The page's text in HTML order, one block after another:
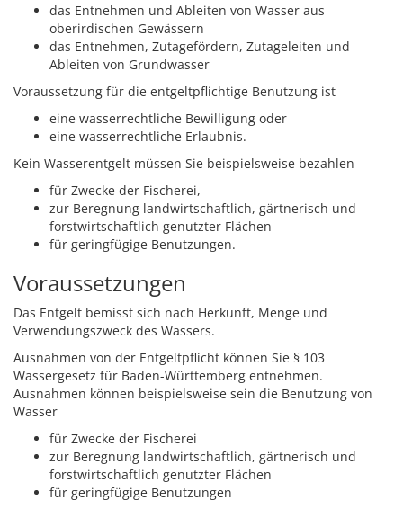
das Entnehmen und Ableiten von Wasser aus
oberirdischen Gewässern
das Entnehmen, Zutagefördern, Zutageleiten und
Ableiten von Grundwasser
Voraussetzung für die entgeltpflichtige Benutzung ist
eine wasserrechtliche Bewilligung oder
eine wasserrechtliche Erlaubnis.
Kein Wasserentgelt müssen Sie beispielsweise bezahlen
für Zwecke der Fischerei,
zur Beregnung landwirtschaftlich, gärtnerisch und
forstwirtschaftlich genutzter Flächen
für geringfügige Benutzungen.
Voraussetzungen
Das Entgelt bemisst sich nach Herkunft, Menge und
Verwendungszweck des Wassers.
Ausnahmen von der Entgeltpflicht können Sie § 103
Wassergesetz für Baden-Württemberg entnehmen.
Ausnahmen können beispielsweise sein die Benutzung von
Wasser
für Zwecke der Fischerei
zur Beregnung landwirtschaftlich, gärtnerisch und
forstwirtschaftlich genutzter Flächen
für geringfügige Benutzungen